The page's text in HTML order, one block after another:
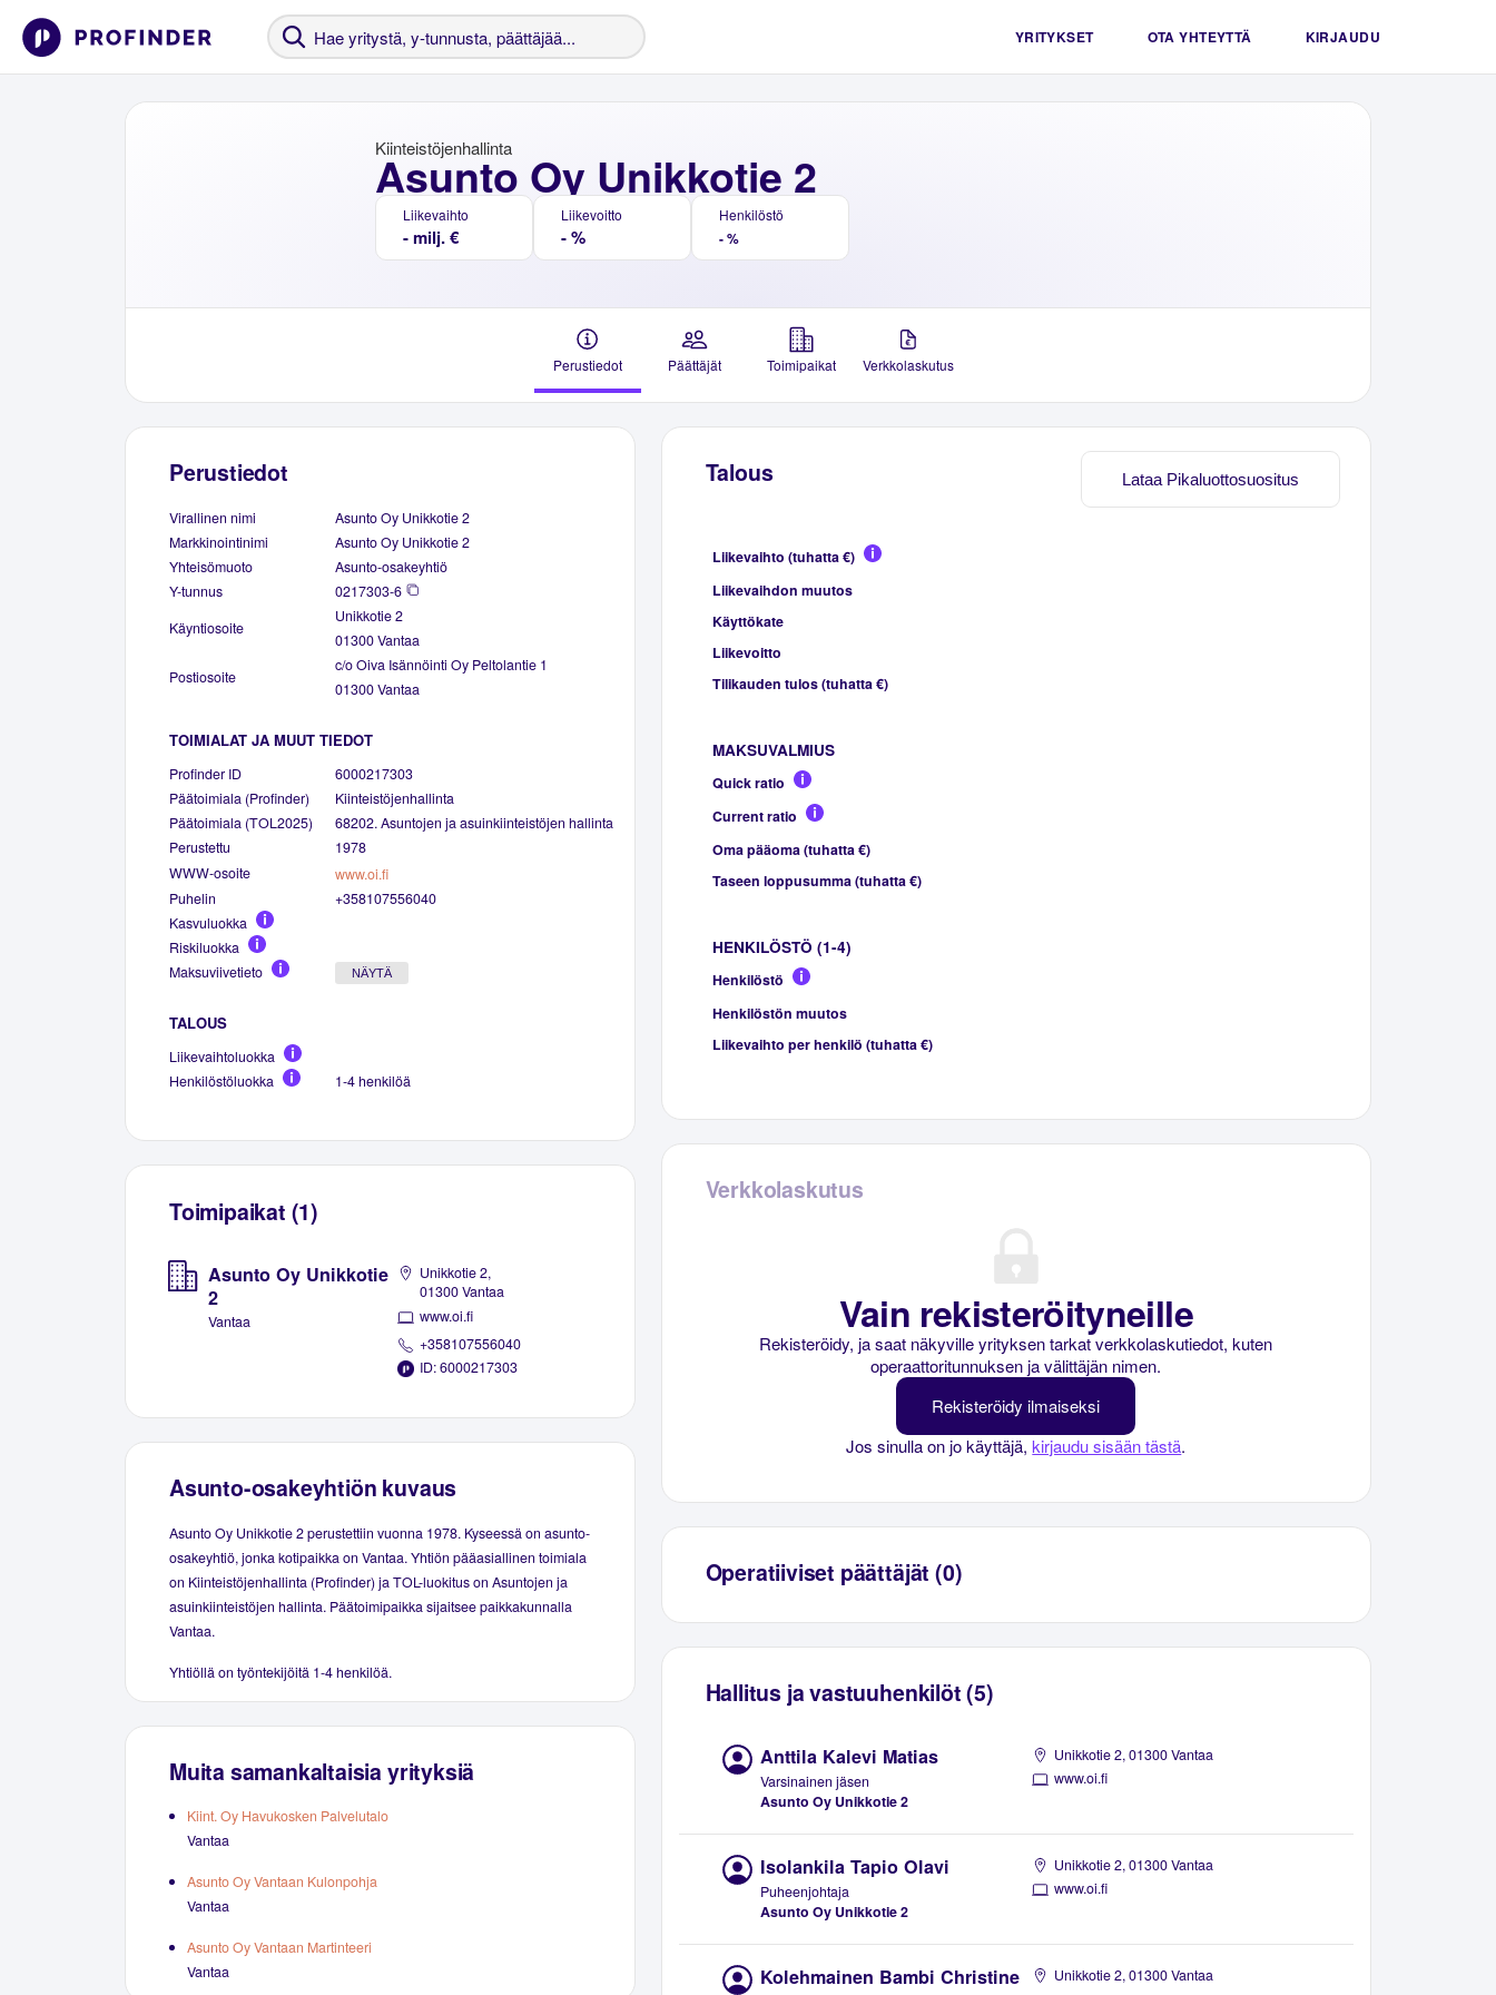
YRITYKSET OTA YHTEYTTÄ KIRJAUDU
Asunto Oy Unikkotie 2
Kiinteistöjenhallinta
Liikevaihto
- milj. €
Liikevoitto
- %
Henkilöstö
- %
Perustiedot Päättäjät Toimipaikat Verkkolaskutus
Perustiedot
Virallinen nimi
Asunto Oy Unikkotie 2
Markkinointinimi
Asunto Oy Unikkotie 2
Yhteisömuoto
Asunto-osakeyhtiö
Y-tunnus
0217303-6
Käyntiosoite
Unikkotie 2
01300 Vantaa
Postiosoite
c/o Oiva Isännöinti Oy Peltolantie 1
01300 Vantaa
TOIMIALAT JA MUUT TIEDOT
Profinder ID
6000217303
Päätoimiala (Profinder)
Kiinteistöjenhallinta
Päätoimiala (TOL2025)
68202. Asuntojen ja asuinkiinteistöjen hallinta
Perustettu
1978
WWW-osoite
www.oi.fi
Puhelin
+358107556040
Kasvuluokka
Riskiluokka
Maksuviivetieto
NÄYTÄ
TALOUS
Liikevaihtoluokka
Henkilöstöluokka
1-4 henkilöä
Toimipaikat (1)
Asunto Oy Unikkotie
2
Vantaa
Unikkotie 2,
01300 Vantaa
www.oi.fi
+358107556040
ID: 6000217303
Asunto-osakeyhtiön kuvaus
Asunto Oy Unikkotie 2 perustettiin vuonna 1978. Kyseessä on asunto-
osakeyhtiö, jonka kotipaikka on Vantaa. Yhtiön pääasiallinen toimiala
on Kiinteistöjenhallinta (Profinder) ja TOL-luokitus on Asuntojen ja
asuinkiinteistöjen hallinta. Päätoimipaikka sijaitsee paikkakunnalla
Vantaa.
Yhtiöllä on työntekijöitä 1-4 henkilöä.
Muita samankaltaisia yrityksiä
Kiint. Oy Havukosken Palvelutalo
Vantaa
Asunto Oy Vantaan Kulonpohja
Vantaa
Asunto Oy Vantaan Martinteeri
Vantaa
Lataa Pikaluottosuositus
Talous
Liikevaihto (tuhatta €)
Liikevaihdon muutos
Käyttökate
Liikevoitto
Tilikauden tulos (tuhatta €)
MAKSUVALMIUS
Quick ratio
Current ratio
Oma pääoma (tuhatta €)
Taseen loppusumma (tuhatta €)
HENKILÖSTÖ (1-4)
Henkilöstö
Henkilöstön muutos
Liikevaihto per henkilö (tuhatta €)
Verkkolaskutus
Vain rekisteröityneille
Rekisteröidy, ja saat näkyville yrityksen tarkat verkkolaskutiedot, kuten
operaattoritunnuksen ja välittäjän nimen.
Rekisteröidy ilmaiseksi
Jos sinulla on jo käyttäjä,kirjaudu sisään tästä.
Operatiiviset päättäjät (0)
Hallitus ja vastuuhenkilöt (5)
Anttila Kalevi Matias
Varsinainen jäsen
Asunto Oy Unikkotie 2
Unikkotie 2, 01300 Vantaa
www.oi.fi
Isolankila Tapio Olavi
Puheenjohtaja
Asunto Oy Unikkotie 2
Unikkotie 2, 01300 Vantaa
www.oi.fi
Kolehmainen Bambi Christine
Unikkotie 2, 01300 Vantaa